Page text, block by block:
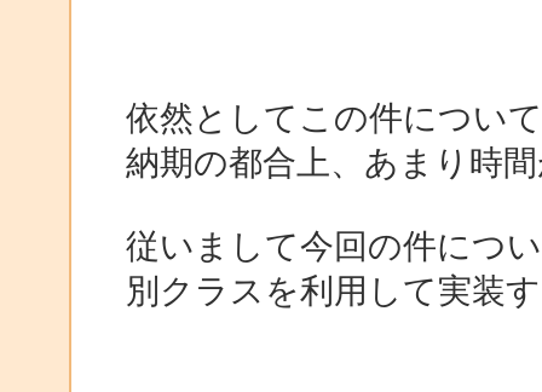
依然としてこの件につい
納期の都合上、あまり時
従いまして今回の件につ
別クラスを利用して実装